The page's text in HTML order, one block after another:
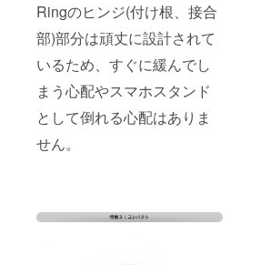
Ringのヒンジ(付け根、接合
部)部分は頑丈に設計されて
いるため、すぐに緩んでし
まう心配やスマホスタンド
として倒れる心配はありま
せん。